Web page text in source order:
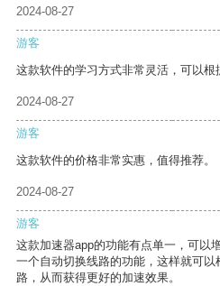
2024-08-27
游客
这款软件的学习方式非常灵活，可以根
2024-08-27
游客
这款软件的价格非常实惠，值得推荐。
2024-08-27
游客
这款加速器app的功能有点单一，可以
一个自动切换线路的功能，这样就可
路，从而获得更好的加速效果。